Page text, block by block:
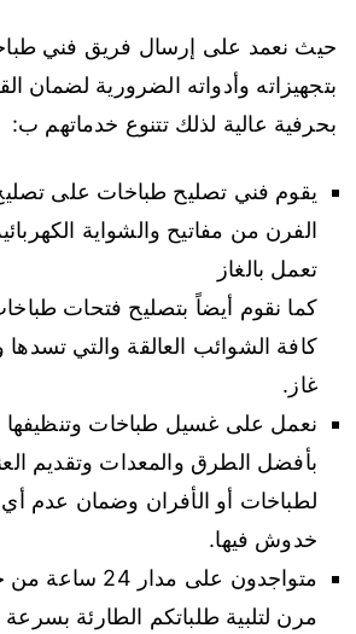
حيث نعمد على إرسال فريق فني
بتجهيزاته وأدواته الضرورية لضمان
بحرفية عالية لذلك تتنوع خدماتهم ب:
يقوم فني تصليح طباخات على
الفرن من مفاتيح والشواية
تعمل بالغاز
كما نقوم أيضاً بتصليح فتحات
كافة الشوائب العالقة والتي
غاز.
نعمل على غسيل طباخات وتنظيفها
بأفضل الطرق والمعدات وتقديم
لطباخات أو الأفران وضمان عدم
خدوش فيها.
متواجدون على
مرن لتلبية طلباتكم الطارئة بسرعة